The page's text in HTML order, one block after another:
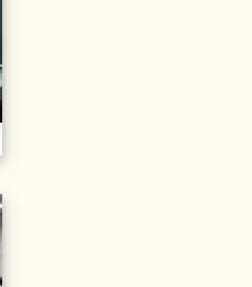
20211206校內語文競賽